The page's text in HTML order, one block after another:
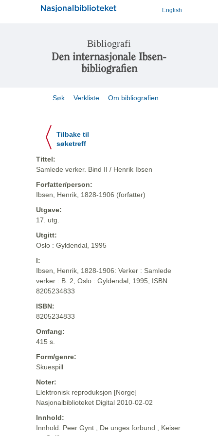
English
Bibliografi
Den internasjonale Ibsen-
bibliografien
Søk Verkliste Om bibliografien
Tilbake til
søketreff
Tittel:
Samlede verker. Bind II / Henrik Ibsen
Forfatter/person:
Ibsen, Henrik, 1828-1906 (forfatter)
Utgave:
17. utg.
Utgitt:
Oslo : Gyldendal, 1995
I:
Ibsen, Henrik, 1828-1906: Verker : Samlede
verker : B. 2, Oslo : Gyldendal, 1995, ISBN
8205234833
ISBN:
8205234833
Omfang:
415 s.
Form/genre:
Skuespill
Noter:
Elektronisk reproduksjon [Norge]
Nasjonalbiblioteket Digital 2010-02-02
Innhold:
Innhold: Peer Gynt ; De unges forbund ; Keiser